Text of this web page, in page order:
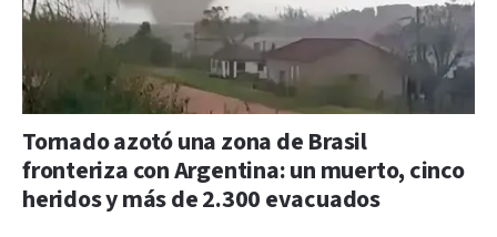
Tornado azotó una zona de Brasil
fronteriza con Argentina: un muerto, cinco
heridos y más de 2.300 evacuados